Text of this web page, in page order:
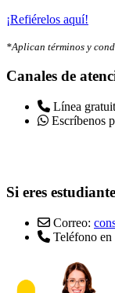
¡Refiérelos aquí!
*Aplican términos y
Canales de
Línea
Escríbenos
Si eres
Correo:
Teléfono en